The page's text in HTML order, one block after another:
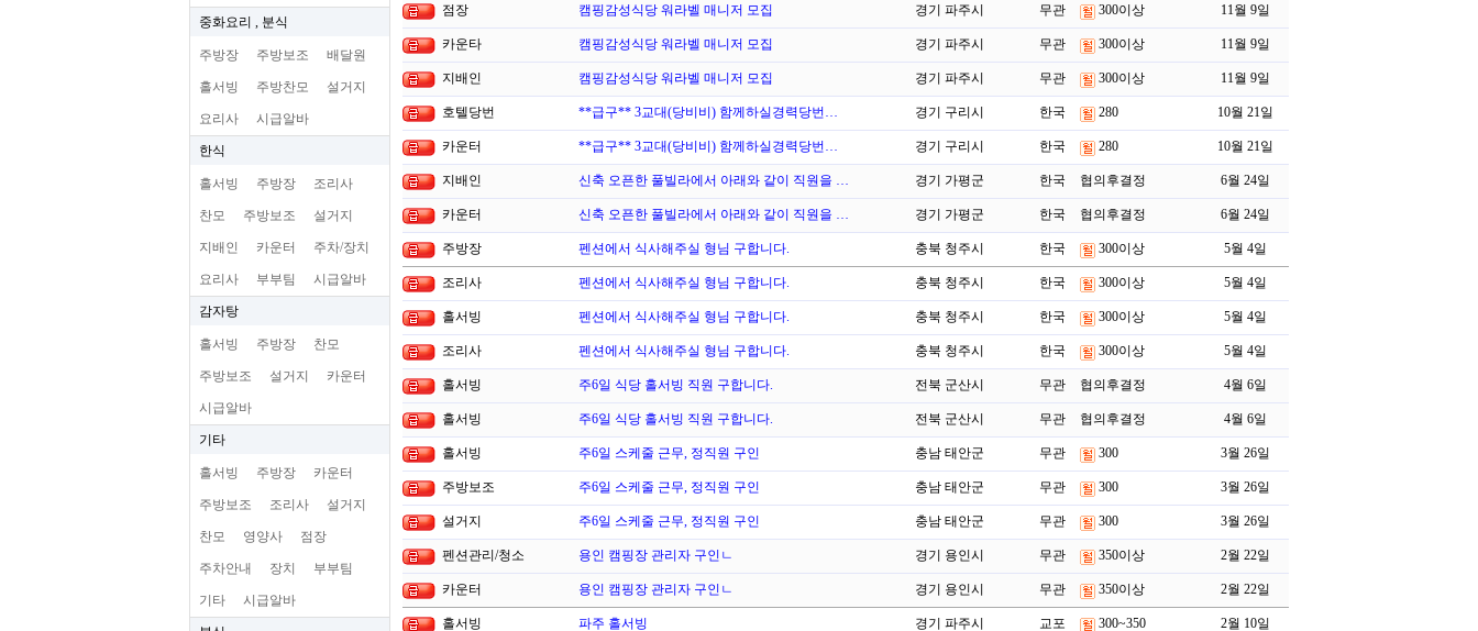
중화요리 , 분식
주방장 주방보조 배달원
홀서빙 주방찬모 설거지
요리사 시급알바
한식
홀서빙 주방장 조리사
찬모 주방보조 설거지
지배인 카운터 주차/장치
요리사 부부팀 시급알바
감자탕
홀서빙 주방장 찬모
주방보조 설거지 카운터
시급알바
기타
홀서빙 주방장 카운터
주방보조 조리사 설거지
찬모 영양사 점장
주차안내 장치 부부팀
기타 시급알바
점장 캠핑감성식당 워라벨 매니저 모집 경기 파주시 무관 300이상 11월 9일
카운타 캠핑감성식당 워라벨 매니저 모집 경기 파주시 무관 300이상 11월 9일
지배인 캠핑감성식당 워라벨 매니저 모집 경기 파주시 무관 300이상 11월 9일
호텔당번 **급구** 3교대(당비비) 함께하실경력당번… 경기 구리시 한국 280 10월 21일
카운터 **급구** 3교대(당비비) 함께하실경력당번… 경기 구리시 한국 280 10월 21일
지배인 신축 오픈한 풀빌라에서 아래와 같이 직원을 … 경기 가평군 한국 협의후결정 6월 24일
카운터 신축 오픈한 풀빌라에서 아래와 같이 직원을 … 경기 가평군 한국 협의후결정 6월 24일
주방장 펜션에서 식사해주실 형님 구합니다. 충북 청주시 한국 300이상 5월 4일
조리사 펜션에서 식사해주실 형님 구합니다. 충북 청주시 한국 300이상 5월 4일
홀서빙 펜션에서 식사해주실 형님 구합니다. 충북 청주시 한국 300이상 5월 4일
조리사 펜션에서 식사해주실 형님 구합니다. 충북 청주시 한국 300이상 5월 4일
홀서빙 주6일 식당 홀서빙 직원 구합니다. 전북 군산시 무관 협의후결정 4월 6일
홀서빙 주6일 식당 홀서빙 직원 구합니다. 전북 군산시 무관 협의후결정 4월 6일
홀서빙 주6일 스케줄 근무, 정직원 구인 충남 태안군 무관 300 3월 26일
주방보조 주6일 스케줄 근무, 정직원 구인 충남 태안군 무관 300 3월 26일
설거지 주6일 스케줄 근무, 정직원 구인 충남 태안군 무관 300 3월 26일
펜션관리/청소 용인 캠핑장 관리자 구인ㄴ 경기 용인시 무관 350이상 2월 22일
카운터 용인 캠핑장 관리자 구인ㄴ 경기 용인시 무관 350이상 2월 22일
홀서빙 파주 홀서빙 경기 파주시 교포 300~350 2월 10일